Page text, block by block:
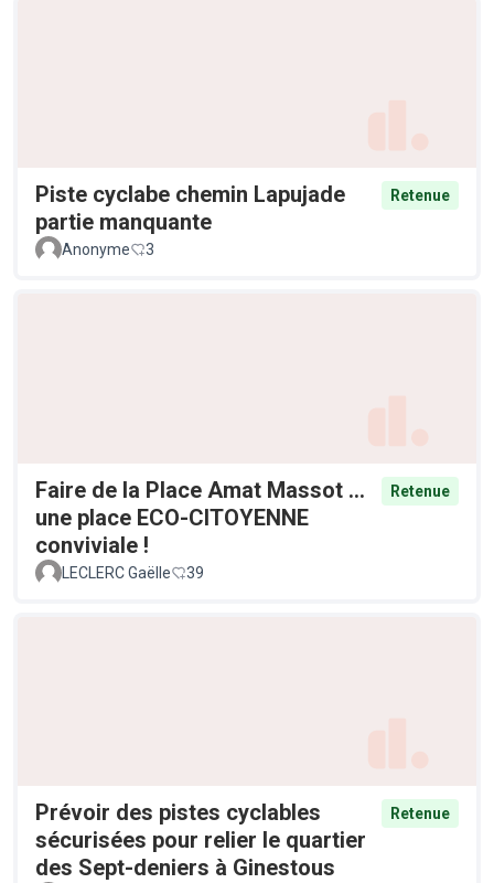
Piste cyclabe chemin Lapujade
partie manquante
Retenue
Anonyme 3
Faire de la Place Amat Massot ...
une place ECO-CITOYENNE
conviviale !
Retenue
LECLERC Gaëlle 39
Prévoir des pistes cyclables
sécurisées pour relier le quartier
des Sept-deniers à Ginestous
Retenue